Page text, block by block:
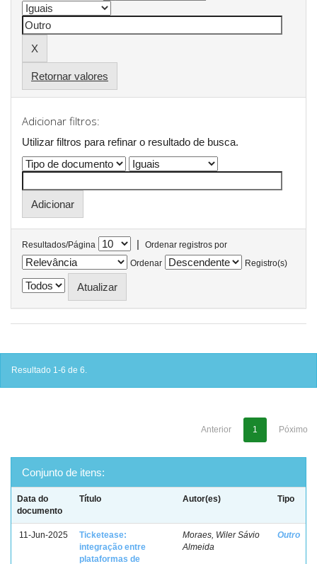
Retornar valores
Adicionar filtros:
Utilizar filtros para refinar o resultado de busca.
Resultados/Página |
Ordenar registros por
Ordenar
Registro(s)
Resultado 1-6 de 6.
Anterior 1 Póximo
Conjunto de itens:
Data do
documento
Título Autor(es) Tipo
11-Jun-2025
Ticketease:
integração entre
plataformas de
Moraes, Wiler Sávio
Almeida
Outro